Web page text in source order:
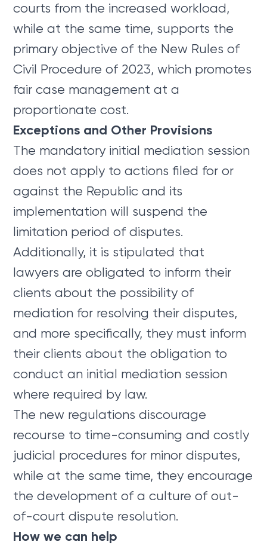
courts from the increased workload,
while at the same time, supports the
primary objective of the New Rules of
Civil Procedure of 2023, which promotes
fair case management at a
proportionate cost.
Exceptions and Other Provisions
The mandatory initial mediation session
does not apply to actions filed for or
against the Republic and its
implementation will suspend the
limitation period of disputes.
Additionally, it is stipulated that
lawyers are obligated to inform their
clients about the possibility of
mediation for resolving their disputes,
and more specifically, they must inform
their clients about the obligation to
conduct an initial mediation session
where required by law.
The new regulations discourage
recourse to time-consuming and costly
judicial procedures for minor disputes,
while at the same time, they encourage
the development of a culture of out-
of-court dispute resolution.
How we can help